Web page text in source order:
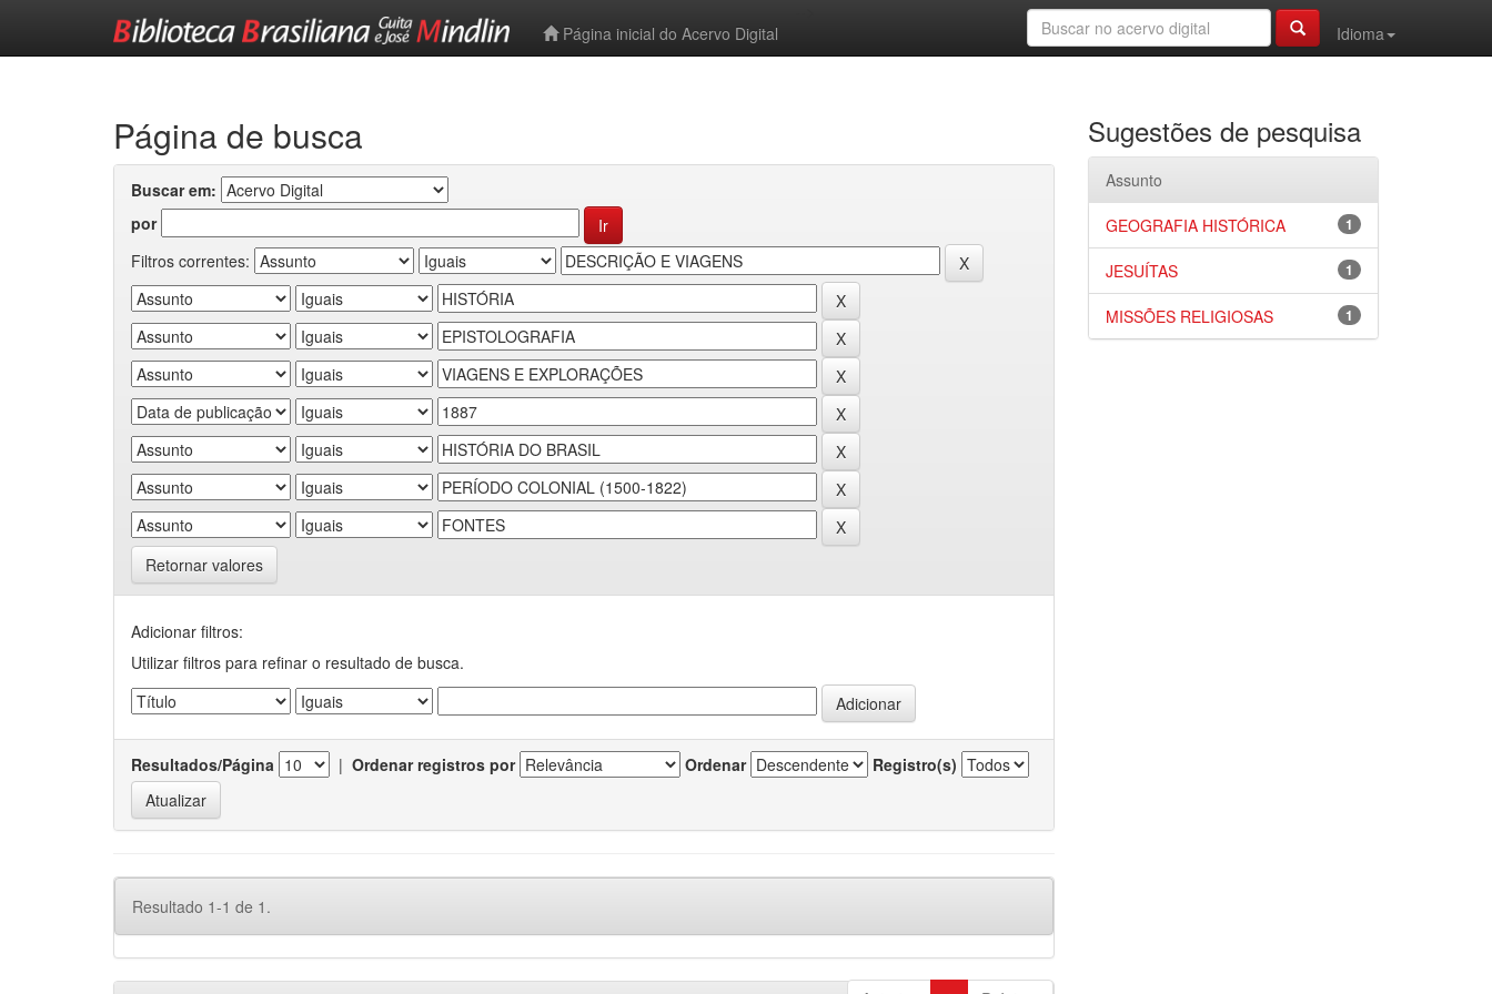
Página inicial do Acervo Digital
Idioma
Página de busca
Buscar em:
por
Filtros correntes:
Retornar valores
Adicionar filtros:
Utilizar filtros para refinar o resultado de busca.
Resultados/Página | Ordenar registros por Ordenar Registro(s)
Resultado 1-1 de 1.
Sugestões de pesquisa
Assunto
1
GEOGRAFIA HISTÓRICA
1
JESUÍTAS
1
MISSÕES RELIGIOSAS